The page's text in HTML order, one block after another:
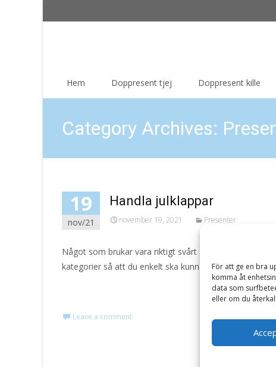
För att ge en bra
komma åt
data som
eller om du
Hem Doppresent tjej Doppresent kille
Category Archives:
19
nov/21
Handla julklappar
november 19, 2021 Presenter
Något som brukar vara riktigt svårt är att hitta
kategorier så att du enkelt ska kunna hitta något till
Leave a comment